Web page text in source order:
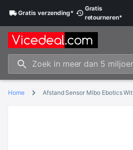
Gratisverzending*
Gratis
retourneren*
Home Afstand Sensor Mibo Ebotics Wit